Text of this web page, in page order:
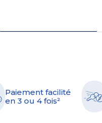
Paiement facilité
en 3 ou 4 fois²